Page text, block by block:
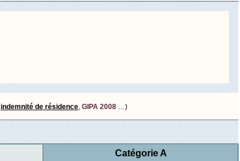
indemnité de résidence GIPA 2008 …)
Catégorie A